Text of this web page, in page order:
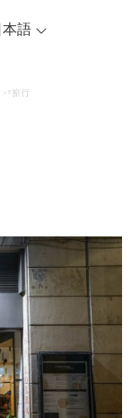
本語
パ旅行